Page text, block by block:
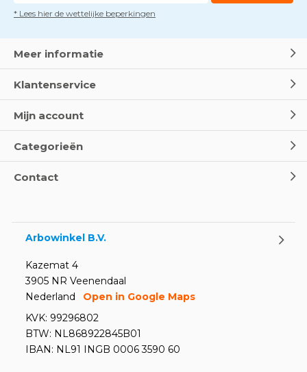
* Lees hier de wettelijke beperkingen
Meer informatie
Klantenservice
Mijn account
Categorieën
Contact
Arbowinkel B.V.
Kazemat 4
3905 NR Veenendaal
Nederland
Open in Google Maps
KVK: 99296802
BTW: NL868922845B01
IBAN: NL91 INGB 0006 3590 60